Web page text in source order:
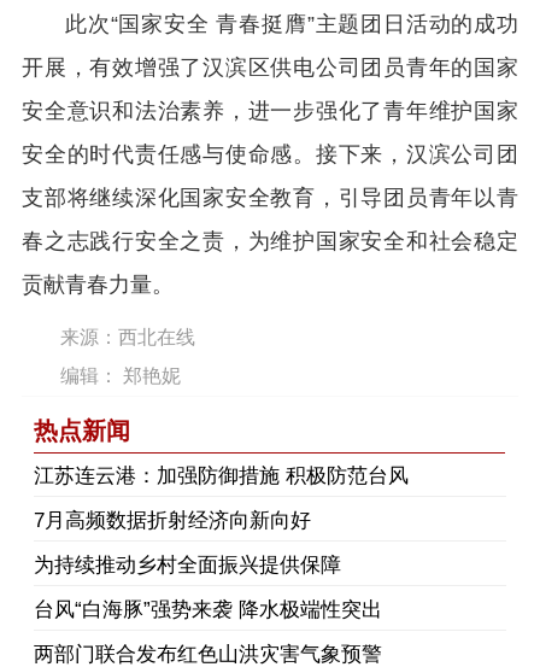
此次“国家安全 青春挺膺”主题团日活动的成功
开展，有效增强了汉滨区供电公司团员青年的国家
安全意识和法治素养，进一步强化了青年维护国家
安全的时代责任感与使命感。接下来，汉滨公司团
支部将继续深化国家安全教育，引导团员青年以青
春之志践行安全之责，为维护国家安全和社会稳定
贡献青春力量。
来源：西北在线
编辑： 郑艳妮
热点新闻
江苏连云港：加强防御措施 积极防范台风
7月高频数据折射经济向新向好
为持续推动乡村全面振兴提供保障
台风“白海豚”强势来袭 降水极端性突出
两部门联合发布红色山洪灾害气象预警